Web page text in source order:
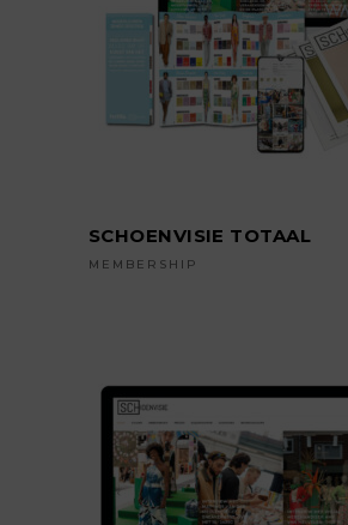
TOEVOEGEN AAN
WINKELWAGEN
SCHOENVISIE TOTAAL
MEMBERSHIP
TOEVOEGEN AAN